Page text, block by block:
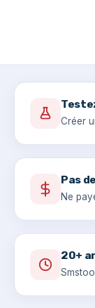
Créer
Pas
Ne
20+